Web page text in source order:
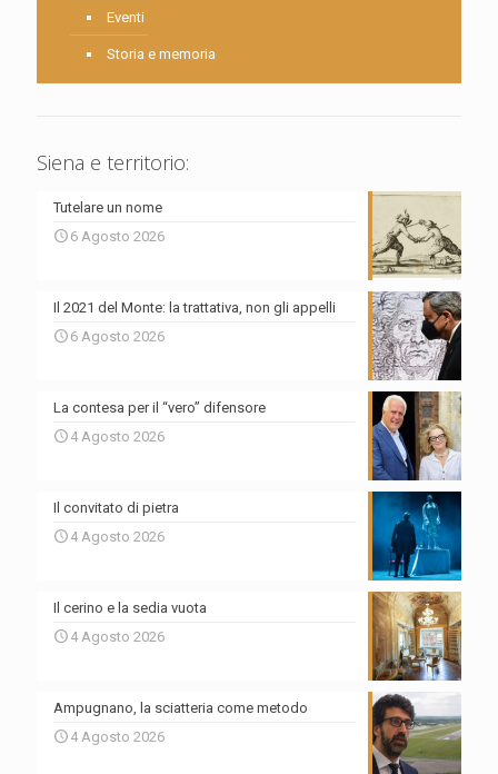
Eventi
Storia e memoria
Siena e territorio:
Tutelare un nome
6 Agosto 2026
Il 2021 del Monte: la trattativa, non gli appelli
6 Agosto 2026
La contesa per il “vero” difensore
4 Agosto 2026
Il convitato di pietra
4 Agosto 2026
Il cerino e la sedia vuota
4 Agosto 2026
Ampugnano, la sciatteria come metodo
4 Agosto 2026